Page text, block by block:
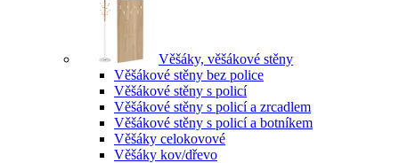
Věšáky, věšákové stěny
Věšákové stěny bez police
Věšákové stěny s policí
Věšákové stěny s policí a zrcadlem
Věšákové stěny s policí a botníkem
Věšáky celokovové
Věšáky kov/dřevo